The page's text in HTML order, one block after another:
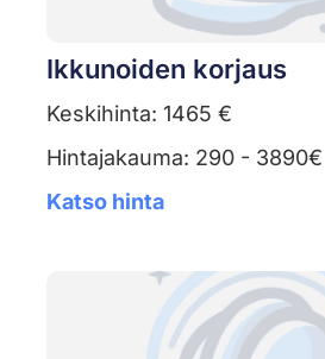
Ikkunoiden korjaus
Keskihinta: 1465 €
Hintajakauma: 290 - 3890€
Katso hinta